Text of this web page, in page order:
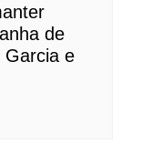
de
Garcia e